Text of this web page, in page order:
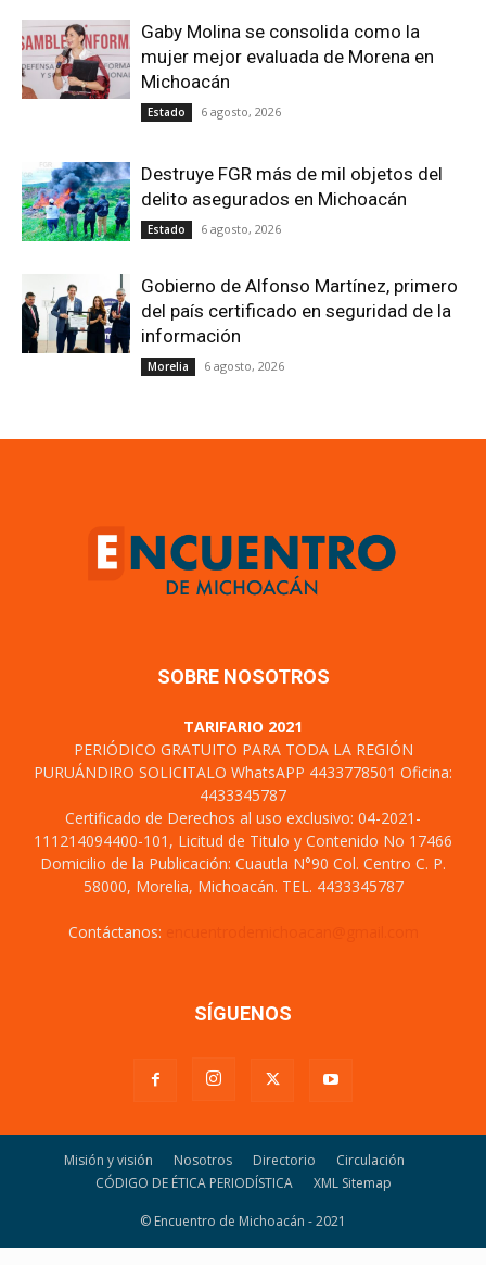
Gaby Molina se consolida como la
mujer mejor evaluada de Morena en
Michoacán
Estado 6 agosto, 2026
Destruye FGR más de mil objetos del
delito asegurados en Michoacán
Estado 6 agosto, 2026
Gobierno de Alfonso Martínez, primero
del país certificado en seguridad de la
información
Morelia 6 agosto, 2026
SOBRE NOSOTROS
TARIFARIO 2021
PERIÓDICO GRATUITO PARA TODA LA REGIÓN
PURUÁNDIRO SOLICITALO WhatsAPP 4433778501 Oficina:
4433345787
Certificado de Derechos al uso exclusivo: 04-2021-
111214094400-101, Licitud de Titulo y Contenido No 17466
Domicilio de la Publicación: Cuautla N°90 Col. Centro C. P.
58000, Morelia, Michoacán. TEL. 4433345787
Contáctanos:
SÍGUENOS
Misión y visión Nosotros Directorio
Circulación
CÓDIGO DE ÉTICA PERIODÍSTICA
XML Sitemap
© Encuentro de Michoacán - 2021